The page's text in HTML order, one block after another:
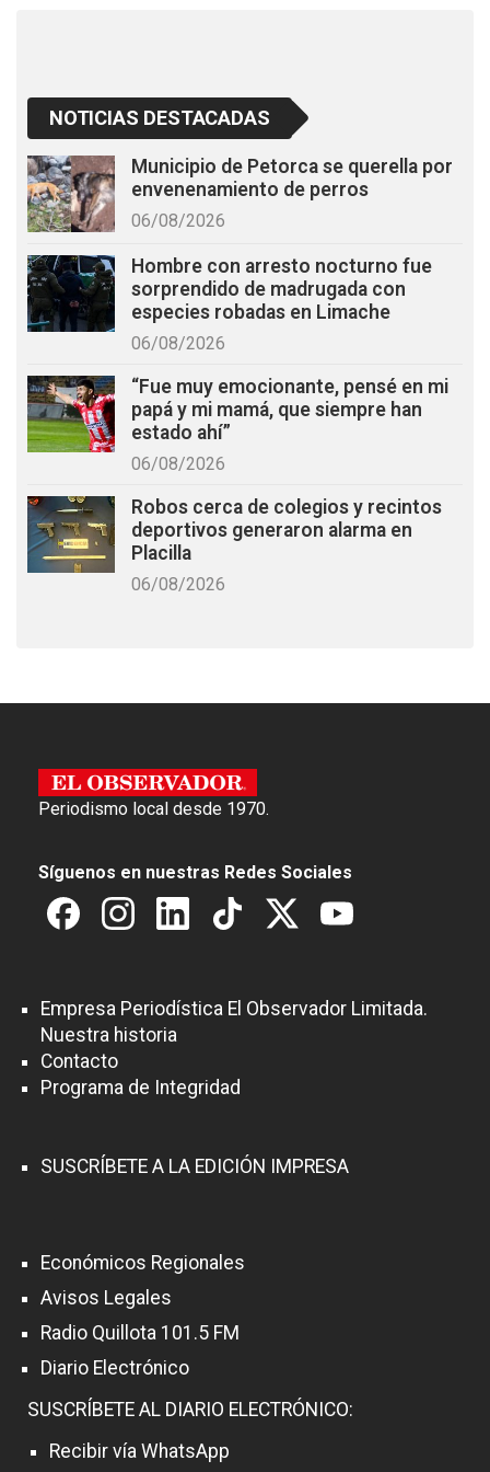
NOTICIAS DESTACADAS
Municipio de Petorca se querella por
envenenamiento de perros
06/08/2026
Hombre con arresto nocturno fue
sorprendido de madrugada con
especies robadas en Limache
06/08/2026
“Fue muy emocionante, pensé en mi
papá y mi mamá, que siempre han
estado ahí”
06/08/2026
Robos cerca de colegios y recintos
deportivos generaron alarma en
Placilla
06/08/2026
Periodismo local desde 1970.
Síguenos en nuestras Redes Sociales
Empresa Periodística El Observador Limitada.
Nuestra historia
Contacto
Programa de Integridad
SUSCRÍBETE A LA EDICIÓN IMPRESA
Económicos Regionales
Avisos Legales
Radio Quillota 101.5 FM
Diario Electrónico
SUSCRÍBETE AL DIARIO ELECTRÓNICO:
Recibir vía WhatsApp